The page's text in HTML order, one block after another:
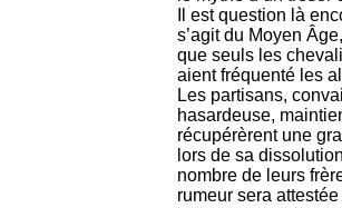
Il est question là
s’agit du Moyen
que seuls les
aient fréquenté les
Les partisans,
hasardeuse,
récupérèrent une
lors de sa
nombre de leurs
rumeur sera